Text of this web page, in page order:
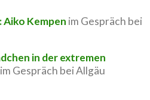
Aiko Kempen im Gespräch bei
in der extremen
im Gespräch bei Allgäu